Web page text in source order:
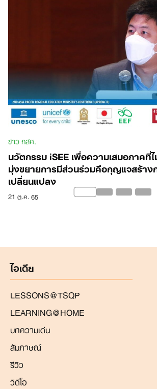
ข่าว กสศ.
นวัตกรรม iSEE เพื่อความเสมอภาคที่
มุ่งขยายการมีส่วนร่วมคือกุญแจสร้าง
เปลี่ยนแปลง
21 ต.ค. 65
ไอเดีย
LESSONS@TSQP
LEARNING@HOME
บทความเด่น
สัมภาษณ์
รีวิว
วิดีโอ